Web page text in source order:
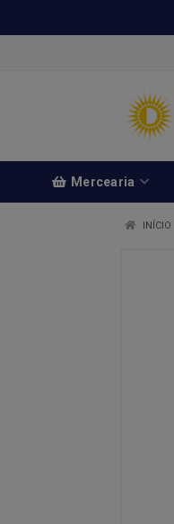
Mercearia
INÍCIO